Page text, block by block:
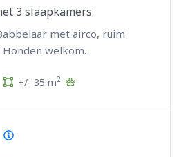
3 slaapkamers
met airco, ruim
welkom.
+/- 35 m2